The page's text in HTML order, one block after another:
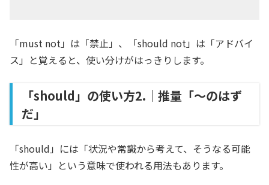
「must not」は「禁止」、「should not」は「アドバイ
ス」と覚えると、使い分けがはっきりします。
「should」の使い方2.｜推量「〜のはず
だ」
「should」には「状況や常識から考えて、そうなる可能
性が高い」という意味で使われる用法もあります。